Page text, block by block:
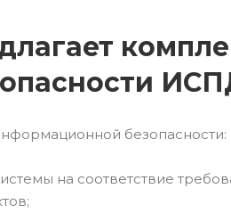
безопасности:
на соответствие